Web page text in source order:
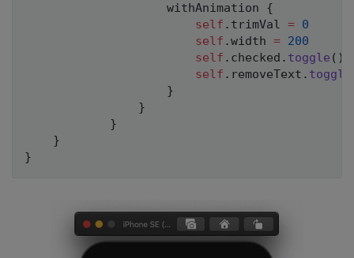
                    withAnimation
{
self . trimVal = 0
self .width = 200
self . checked . toggle ( )
self . removeText . toggle
}
}
}
}
}